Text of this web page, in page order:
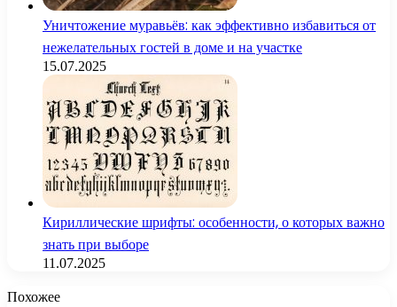
Уничтожение муравьёв: как эффективно избавиться от
нежелательных гостей в доме и на участке
15.07.2025
Кириллические шрифты: особенности, о которых важно
знать при выборе
11.07.2025
Похожее